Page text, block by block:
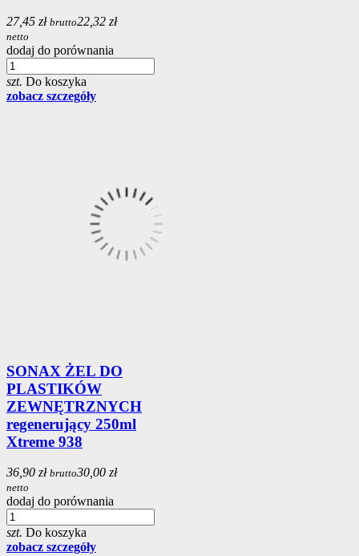
27,45 zł brutto22,32 zł
netto
dodaj do porównania
szt. Do koszyka
zobacz szczegóły
SONAX ŻEL DO
PLASTIKÓW
ZEWNĘTRZNYCH
regenerujący 250ml
Xtreme 938
36,90 zł brutto30,00 zł
netto
dodaj do porównania
szt. Do koszyka
zobacz szczegóły